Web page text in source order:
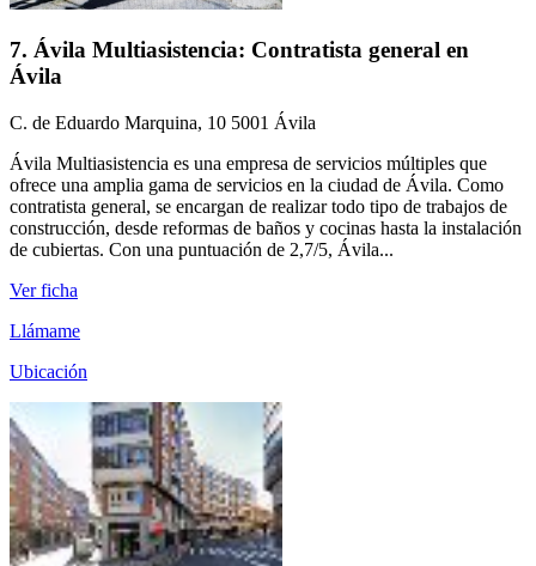
7. Ávila Multiasistencia: Contratista general en
Ávila
C. de Eduardo Marquina, 10 5001 Ávila
Ávila Multiasistencia es una empresa de servicios múltiples que
ofrece una amplia gama de servicios en la ciudad de Ávila. Como
contratista general, se encargan de realizar todo tipo de trabajos de
construcción, desde reformas de baños y cocinas hasta la instalación
de cubiertas. Con una puntuación de 2,7/5, Ávila...
Ver ficha
Llámame
Ubicación